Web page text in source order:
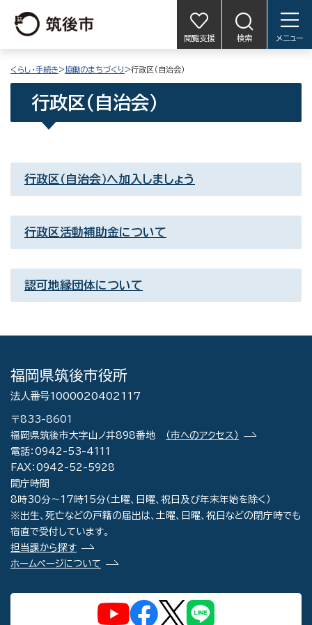
閲覧支援 検索 メニュー
くらし・手続き>協働のまちづくり >行政区（自治会）
行政区（自治会）
行政区（自治会）へ加入しましょう
行政区活動補助金について
認可地縁団体について
福岡県筑後市役所
法人番号1000020402117
〒833-8601
福岡県筑後市大字山ノ井898番地
（市へのアクセス）
電話：0942-53-4111
FAX：0942-52-5928
開庁時間
8時30分～17時15分（土曜、日曜、祝日及び年末年始を除く）
※出生、死亡などの戸籍の届出は、土曜、日曜、祝日などの閉庁時でも
宿直で受付しています。
担当課から探す
ホームページについて